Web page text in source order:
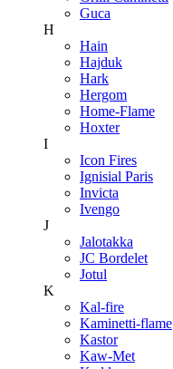
Guca
H
Hain
Hajduk
Hark
Hergom
Home-Flame
Hoxter
I
Icon Fires
Ignisial Paris
Invicta
Ivengo
J
Jalotakka
JC Bordelet
Jotul
K
Kal-fire
Kaminetti-flame
Kastor
Kaw-Met